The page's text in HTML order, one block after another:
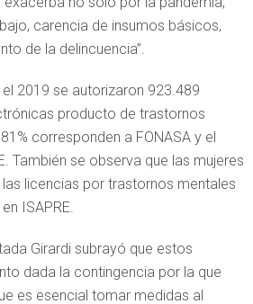
carencia de insumos básicos,
de la delincuencia”.
2019 se autorizaron 923.489
producto de trastornos
corresponden a FONASA y el
También se observa que las mujeres
licencias por trastornos mentales
ISAPRE.
Girardi subrayó que estos
dada la contingencia por la que
es esencial tomar medidas al